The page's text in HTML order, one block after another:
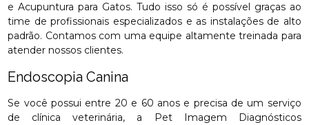
e Acupuntura para Gatos. Tudo isso só é possível graças ao
time de profissionais especializados e as instalações de alto
padrão. Contamos com uma equipe altamente treinada para
atender nossos clientes.
Endoscopia Canina
Se você possui entre 20 e 60 anos e precisa de um serviço
de clínica veterinária, a Pet Imagem Diagnósticos